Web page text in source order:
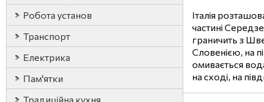
Робота установ
Транспорт
Електрика
Пам'ятки
Традиційна кухня
Італія
частині
граничить з
Словенією, на
омивається
на сході, на